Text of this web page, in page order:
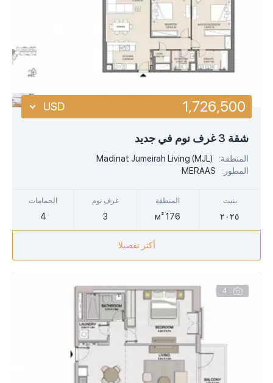
شقة 3 غرف نوم في جديد
المنطقة:
Madinat Jumeirah Living (MJL)
المطور:
MERAAS
بنيت
٢٠٢٥
المنطقة
176 м²
غرف نوم
3
الحمامات
4
1,726,500
USD
أكثر تفصيلا
4